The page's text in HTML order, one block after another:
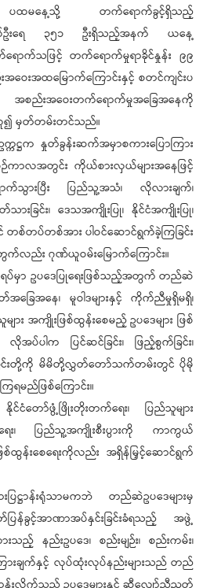
ပထမနေ့သို့ တက်ရောက်ခွင့်ရှိသည့်
ဦးရေ ၃၅၁ ဦးရှိသည့်အနက် ယနေ့
ာက်သဖြင့် တက်ရောက်မှုရာခိုင်နှုန်း ၉၉
းအထမြောက်ကြောင်းနှင့် စတင်ကျင်းပ
ည်းအဝေးတက်ရောက်မှုအခြေအနေကို
မှတ်တမ်းတင်သည်။
ဌက နှုတ်ခွန်းဆက်အမှာစကားပြောကြား
ကာလအတွင်း ကိုယ်စားလှယ်များအနေဖြင့်
က်သွားပြီး ပြည်သူ့အသံ၊ လိုလားချက်၊
းခြင်း၊ ဒေသအကျိုးပြု၊ နိုင်ငံအကျိုးပြု၊
တစ်တပ်တစ်အား ပါဝင်ဆောင်ရွက်ခဲ့ကြခြင်း
က်လည်း ဂုဏ်ယူဝမ်းမြောက်ကြောင်း။
ာ ဥပဒေပြုရေးဖြစ်သည့်အတွက် တည်ဆဲ
ခြေအနေ၊ မူဝါဒများနှင့် ကိုက်ညီမှုရှိမရှိ၊
း အကျိုးဖြစ်ထွန်းစေမည့် ဥပဒေများ ဖြစ်
ပါက ပြင်ဆင်ခြင်း၊ ဖြည့်စွက်ခြင်း၊
းခြင်းတို့ကို မိမိတို့လွှတ်တော်သက်တမ်းတွင် ပိုမို
ရမည်ဖြစ်ကြောင်း။
တော်ဖွံ့ဖြိုးတိုးတက်ရေး၊ ပြည်သူများ
ရေး၊ ပြည်သူ့အကျိုးစီးပွားကို ကာကွယ်
စ်ထွန်းစေရေးကိုလည်း အရှိန်မြှင့်ဆောင်ရွက်
ြဋ္ဌာန်းရုံသာမကဘဲ တည်ဆဲဥပဒေများမှ
န်ခွင့်အာဏာအပ်နှင်းခြင်းခံရသည့် အဖွဲ့
နည်းဥပဒေ၊ စည်းမျဉ်း၊ စည်းကမ်း၊
ြားချက်နှင့် လုပ်ထုံးလုပ်နည်းများသည် တည်